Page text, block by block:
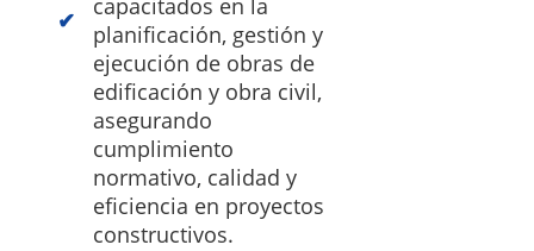
capacitados en la
planificación, gestión y
ejecución de obras de
edificación y obra civil,
asegurando
cumplimiento
normativo, calidad y
eficiencia en proyectos
constructivos.